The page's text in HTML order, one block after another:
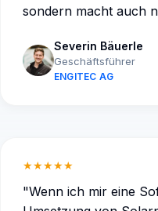
sondern macht auch
Severin Bäuerle
Geschäftsführer
ENGITEC AG
★★★★★
"Wenn ich mir eine